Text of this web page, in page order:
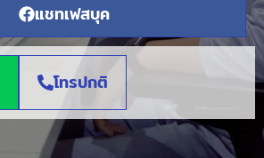
แชทเฟสบุค
โทรปกติ